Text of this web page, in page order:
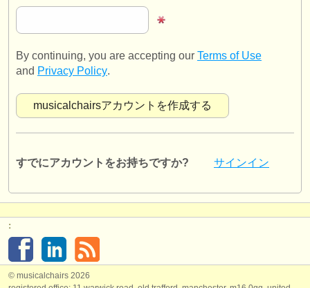
掲載方法
ATSfaq
ログイン
By continuing, you are accepting our Terms of Use
and Privacy Policy.
すでにアカウントをお持ちですか? サインイン
:
© musicalchairs 2026